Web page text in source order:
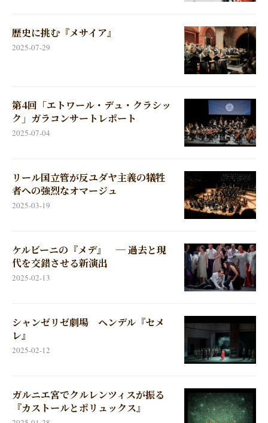
歴史に挑む『メサイア』
2025-07-29
第4回「エトワール・デュ・クラシッ
ク」ガラコンサートレポート
2025-07-04
リール国立管が反ユダヤ主義の犠牲
者への強烈なオマージュ
2025-03-19
ケルビーニの『メデ』 ─ 過去と現
代を交錯させる新演出
2025-02-13
シャンゼリゼ劇場 ヘンデル『セメ
レ』
2025-02-12
ガルニエ宮でクルレンツィスが振る
『カストールとポリュックス』